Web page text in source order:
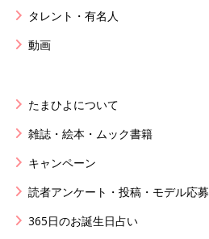
タレント・有名人
動画
たまひよについて
雑誌・絵本・ムック書籍
キャンペーン
読者アンケート・投稿・モデル応募
365日のお誕生日占い